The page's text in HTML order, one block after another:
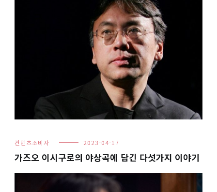
컨텐츠소비자 2023-04-17
가즈오 이시구로의 야상곡에 담긴 다섯가지 이야기